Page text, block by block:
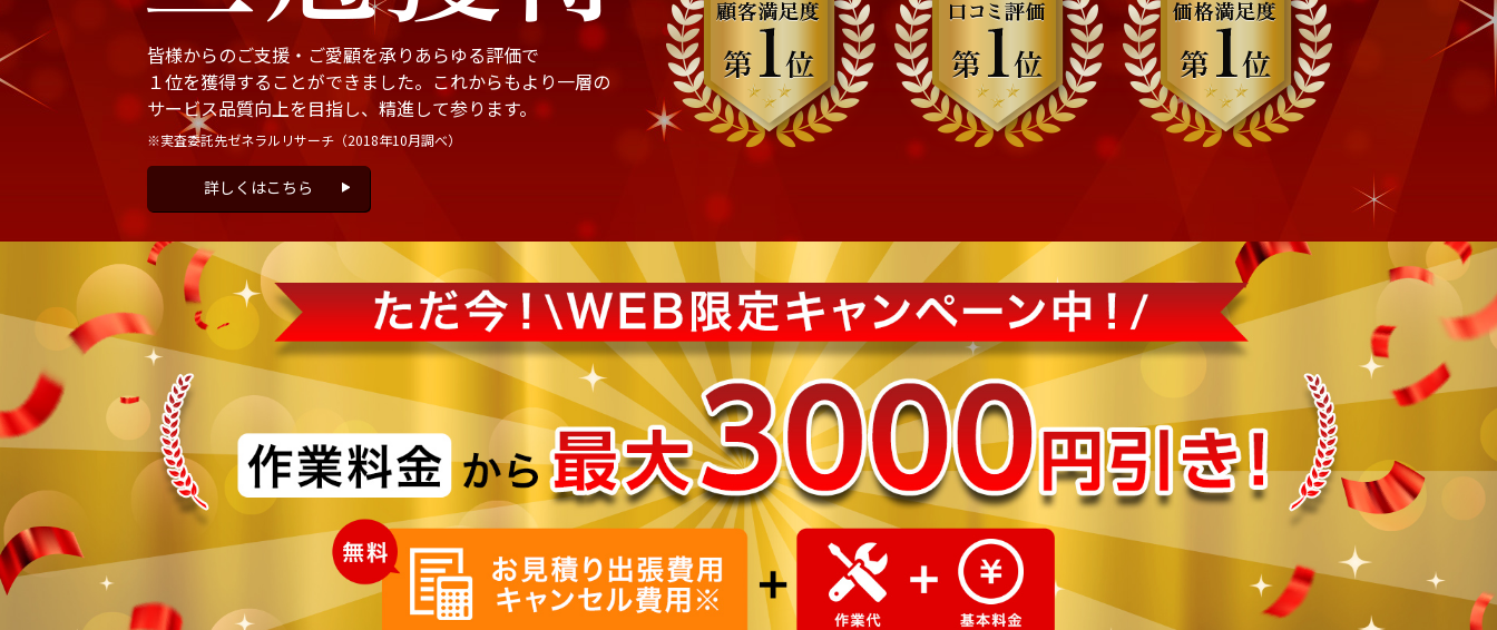
皆様からのご支援・ご愛顧を承りあらゆる評価で
１位を獲得することができました。これからもより一層の
サービス品質向上を目指し、精進して参ります。
※実査委託先ゼネラルリサーチ （2018年10月調べ）
詳しくはこちら